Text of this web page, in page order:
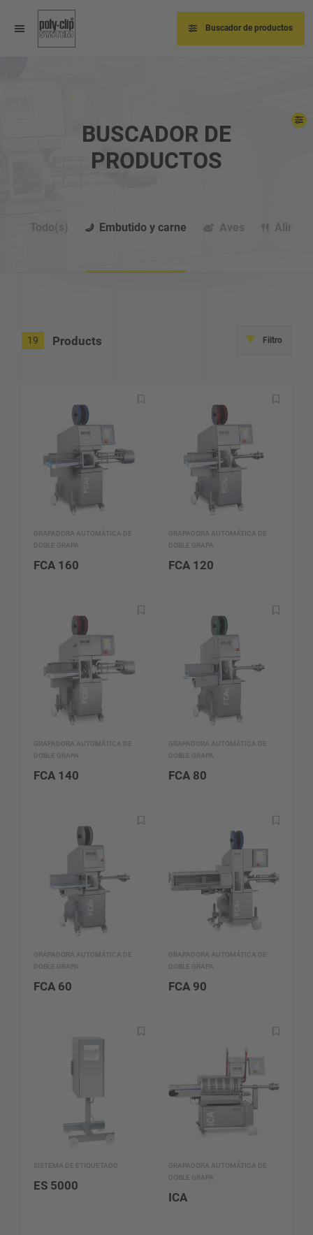
contenido
principal
Buscador de productos
BUSCADOR DE
PRODUCTOS
Todo(s) Embutido y carne Aves
19 Products Filtro
GRAPADORA AUTOMÁTICA DE
DOBLE GRAPA
FCA 160
GRAPADORA AUTOMÁTICA DE
DOBLE GRAPA
FCA 120
GRAPADORA AUTOMÁTICA DE
DOBLE GRAPA
FCA 140
GRAPADORA AUTOMÁTICA DE
DOBLE GRAPA
FCA 80
GRAPADORA AUTOMÁTICA DE
DOBLE GRAPA
FCA 60
GRAPADORA AUTOMÁTICA DE
DOBLE GRAPA
FCA 90
SISTEMA DE ETIQUETADO
ES 5000
GRAPADORA AUTOMÁTICA DE
DOBLE GRAPA
ICA